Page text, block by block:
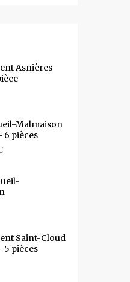
Asnières–
Malmaison
6 pièces
Saint-Cloud
5 pièces